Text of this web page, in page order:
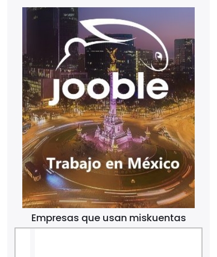
Empresas que usan miskuentas